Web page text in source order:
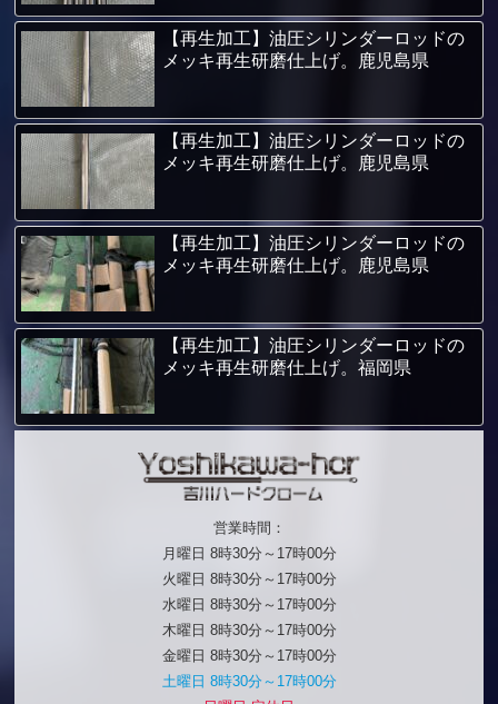
【再生加工】油圧シリンダーロッドの
メッキ再生研磨仕上げ。鹿児島県
【再生加工】油圧シリンダーロッドの
メッキ再生研磨仕上げ。鹿児島県
【再生加工】油圧シリンダーロッドの
メッキ再生研磨仕上げ。鹿児島県
【再生加工】油圧シリンダーロッドの
メッキ再生研磨仕上げ。福岡県
営業時間：
月曜日 8時30分～17時00分
火曜日 8時30分～17時00分
水曜日 8時30分～17時00分
木曜日 8時30分～17時00分
金曜日 8時30分～17時00分
土曜日 8時30分～17時00分